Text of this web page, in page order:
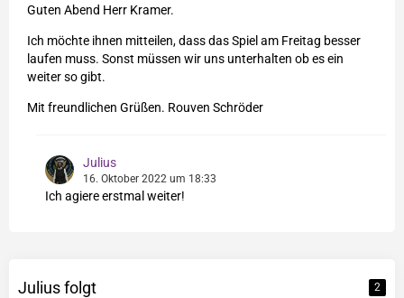
Guten Abend Herr Kramer.
Ich möchte ihnen mitteilen, dass das Spiel am Freitag besser
laufen muss. Sonst müssen wir uns unterhalten ob es ein
weiter so gibt.
Mit freundlichen Grüßen. Rouven Schröder
Julius
16. Oktober 2022 um 18:33
Ich agiere erstmal weiter!
Julius folgt 2